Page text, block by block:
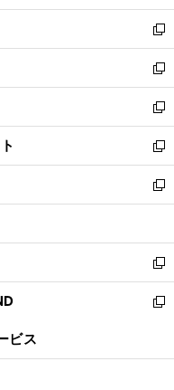
開
く
ウ
で
開
く
ン
ド
ウ
で
開
く
ウ
ィ
ン
ド
ウ
で
開
く
新
し
い
ウ
ィ
ン
ド
ウ
で
開
新
し
い
ウ
ィ
ン
ド
ウ
開
く
新
し
い
ウ
ィ
ン
ウ
で
開
く
新
し
い
ウ
ン
ド
ウ
で
新
し
ウ
ィ
ン
ド
開
新
し
い
ン
新
ウ
ビス